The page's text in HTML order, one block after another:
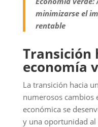
minimizarse el
rentable
Transición
economía
La transición hacia
numerosos cambios
económica se
y una oportunidad